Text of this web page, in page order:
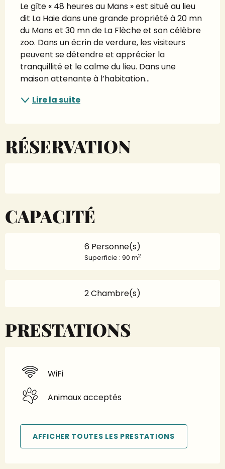
Le gîte « 48 heures au Mans » est situé au lieu
dit La Haie dans une grande propriété à 20 mn
du Mans et 30 mn de La Flèche et son célèbre
zoo. Dans un écrin de verdure, les visiteurs
peuvent se détendre et apprécier la
tranquillité et le calme du lieu. Dans une
maison attenante à l’habitation...
Lire la suite
RÉSERVATION
CAPACITÉ
6 Personne(s)
Superficie : 90 m2
2 Chambre(s)
PRESTATIONS
WiFi
Animaux acceptés
AFFICHER TOUTES LES PRESTATIONS